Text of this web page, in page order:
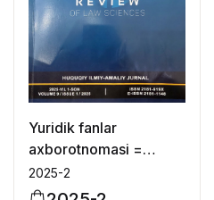
Yuridik fanlar
axborotnomasi =
Вестник
юридических наук =
2025-2